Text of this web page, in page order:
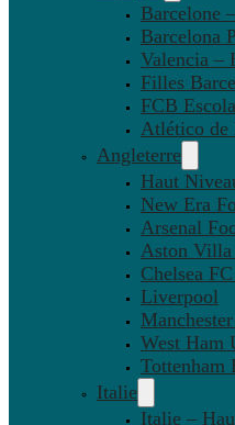
Barcelone
Barcelona
Valencia –
Filles
FCB
Atlético de
Angleterre
Haut
New Era
Arsenal
Aston Villa
Chelsea
Liverpool
West Ham
Tottenham
Italie
Italie –